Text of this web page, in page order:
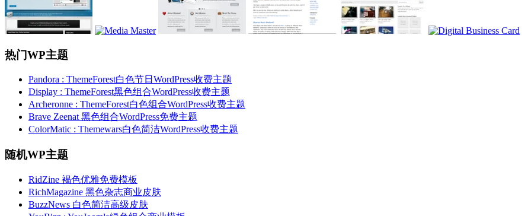
热门WP主题
Pandora : ThemeForest白色节日WordPress收费主题
Display : ThemeForest黑色组合WordPress收费主题
Archeronne : ThemeForest白色组合WordPress收费主题
Brave Zeenat 黑色组合WordPress免费主题
ColorMatic : Themewars白色简洁WordPress收费主题
随机WP主题
RidZine 褐色优雅免费模板
RichMagazine 黑色杂志商业皮肤
BuzzNews 白色简洁高级皮肤